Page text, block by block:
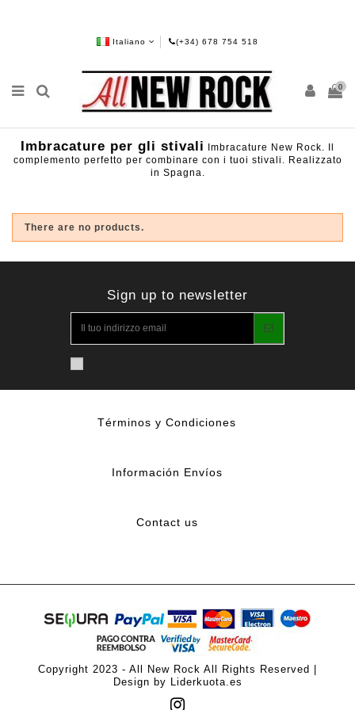
Italiano (+34) 678 754 518
0
Imbracature per gli stivali
Imbracature New Rock. Il
complemento perfetto per combinare con i tuoi stivali. Realizzato
in Spagna.
There are no products.
Sign up to newsletter
Términos y Condiciones
Información Envíos
Contact us
Copyright 2023 - All New Rock All Rights Reserved |
Design by Liderkuota.es